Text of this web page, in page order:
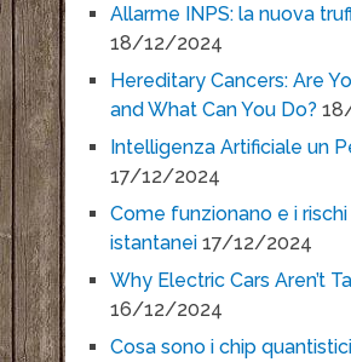
Allarme INPS: la nuova
18/12/2024
Hereditary Cancers: Are
and What Can You Do?
Intelligenza Artificiale un
17/12/2024
Come funzionano e i
istantanei 17/12/2024
Why Electric Cars Aren’t
16/12/2024
Cosa sono i chip quantistici